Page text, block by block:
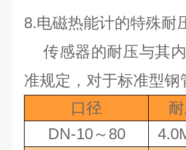
8.电磁热能计的特殊耐
传感器的耐压与其
准规定，对于标准型
口径
DN-10～ 80